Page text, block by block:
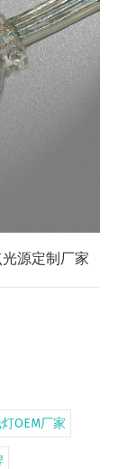
光源定制厂家
OEM厂家